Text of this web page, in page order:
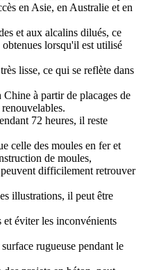
en Asie, en Australie et en
et aux alcalins dilués, ce
lorsqu'il est utilisé
lisse, ce qui se reflète dans
à partir de placages de
72 heures, il reste
celle des moules en fer et
de moules,
difficilement retrouver
illustrations, il peut être
éviter les inconvénients
rugueuse pendant le